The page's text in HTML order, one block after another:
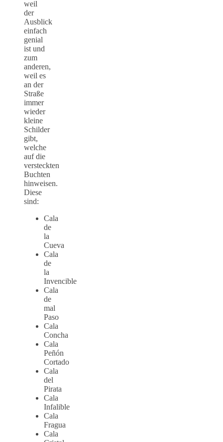
weil
der
Ausblick
einfach
genial
ist und
zum
anderen,
weil es
an der
Straße
immer
wieder
kleine
Schilder
gibt,
welche
auf die
versteckten
Buchten
hinweisen.
Diese
sind:
Cala
de
la
Cueva
Cala
de
la
Invencible
Cala
de
mal
Paso
Cala
Concha
Cala
Peñón
Cortado
Cala
del
Pirata
Cala
Infalible
Cala
Fragua
Cala